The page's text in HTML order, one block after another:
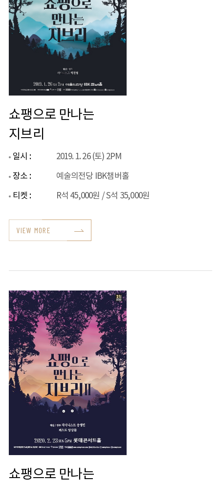
쇼팽으로 만나는
지브리
일시 :
2019. 1. 26 (토) 2PM
장소 :
예술의전당 IBK챔버홀
티켓 :
R석 45,000원 / S석 35,000원
VIEW MORE
쇼팽으로 만나는